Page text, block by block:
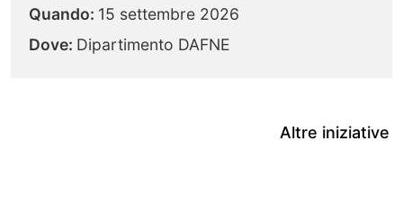
Quando: 15 settembre 2026
Dove: Dipartimento DAFNE
Altre iniziative